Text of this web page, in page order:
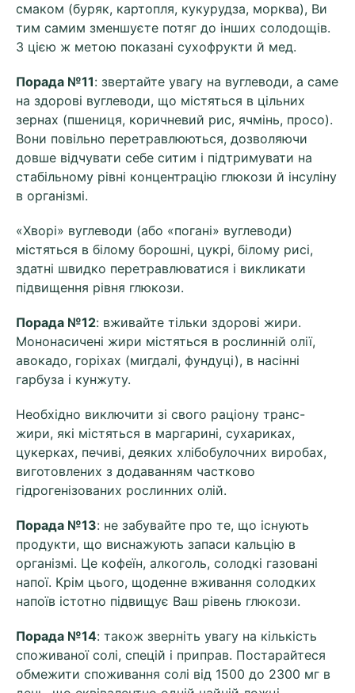
смаком (буряк, картопля, кукурудза, морква), Ви
тим самим зменшуєте потяг до інших солодощів.
З цією ж метою показані сухофрукти й мед.
Порада №11: звертайте увагу на вуглеводи, а саме
на здорові вуглеводи, що містяться в цільних
зернах (пшениця, коричневий рис, ячмінь, просо).
Вони повільно перетравлюються, дозволяючи
довше відчувати себе ситим і підтримувати на
стабільному рівні концентрацію глюкози й інсуліну
в організмі.
«Хворі» вуглеводи (або «погані» вуглеводи)
містяться в білому борошні, цукрі, білому рисі,
здатні швидко перетравлюватися і викликати
підвищення рівня глюкози.
Порада №12: вживайте тільки здорові жири.
Мононасичені жири містяться в рослинній олії,
авокадо, горіхах (мигдалі, фундуці), в насінні
гарбуза і кунжуту.
Необхідно виключити зі свого раціону транс-
жири, які містяться в маргарині, сухариках,
цукерках, печиві, деяких хлібобулочних виробах,
виготовлених з додаванням частково
гідрогенізованих рослинних олій.
Порада №13: не забувайте про те, що існують
продукти, що виснажують запаси кальцію в
організмі. Це кофеїн, алкоголь, солодкі газовані
напої. Крім цього, щоденне вживання солодких
напоїв істотно підвищує Ваш рівень глюкози.
Порада №14: також зверніть увагу на кількість
споживаної солі, спецій і приправ. Постарайтеся
обмежити споживання солі від 1500 до 2300 мг в